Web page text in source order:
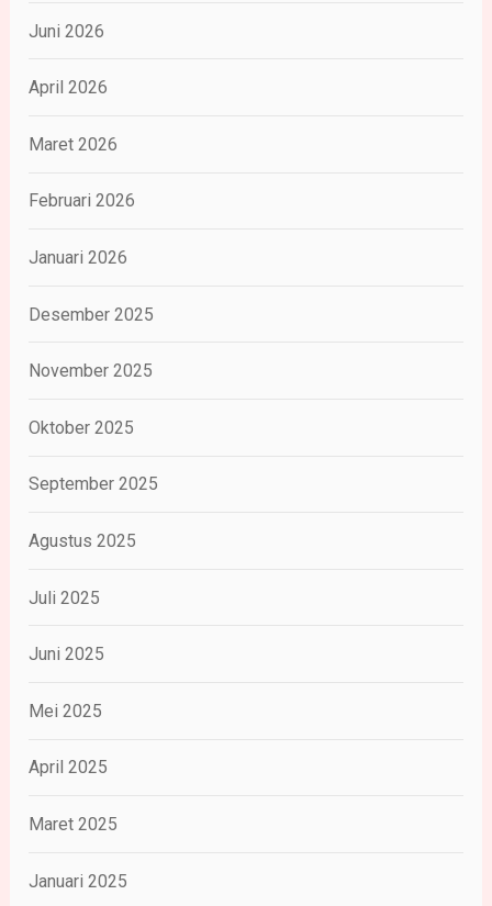
Juni 2026
April 2026
Maret 2026
Februari 2026
Januari 2026
Desember 2025
November 2025
Oktober 2025
September 2025
Agustus 2025
Juli 2025
Juni 2025
Mei 2025
April 2025
Maret 2025
Januari 2025